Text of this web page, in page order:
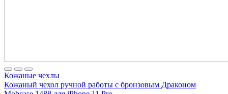
Кожаные чехлы
Кожаный чехол ручной работы с бронзовым Драконом